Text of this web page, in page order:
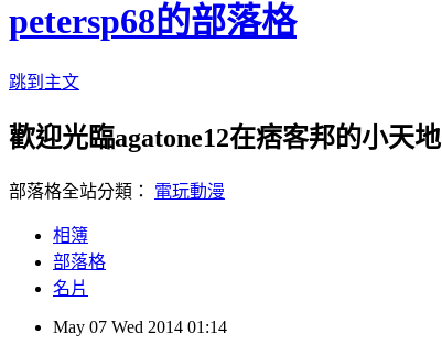
petersp68的部落格
跳到主文
歡迎光臨agatone12在痞客邦的小天地
部落格全站分類： 電玩動漫
相簿
部落格
名片
May 07 Wed 2014 01:14